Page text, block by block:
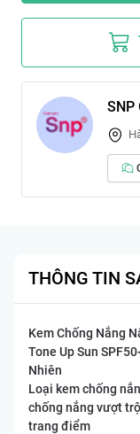
SNP
THÔNG TIN
Kem Chống Nắng
Tone Up Sun
Nhiên
Loại kem chống
chống nắng vượt
trang điểm